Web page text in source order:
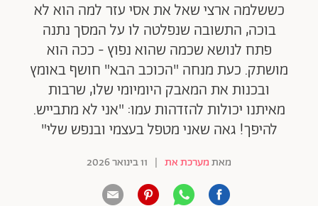
כששלמה ארצי שאל את אסי עזר למה הוא לא
בוכה, התשובה שנפלטה לו על המסך נתנה
פתח לנושא שכמה שהוא נפוץ - ככה הוא
מושתק. כעת מנחה "הכוכב הבא" חושף באומץ
ובכנות את המאבק היומיומי שלו, שרבות
מאיתנו יכולות להזדהות עמו: "אני לא מתבייש.
להיפך! גאה שאני מטפל בעצמי ובנפש שלי"
מאתמערכת את | 11 בינואר 2026